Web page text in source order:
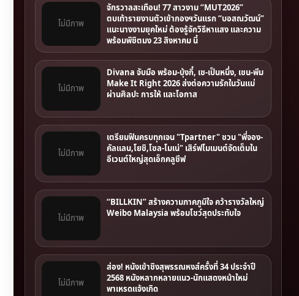
ไม่มีภาพ
จักรวาลสะเทือน! 77 สาวงาม “MUT2026”
ตบเท้ารายงานตัวเข้ากองฯวันแรก “บอสณวัฒน์”
แนะนางงามยุคใหม่ ต้องรู้จักวิธีหาแสง และความ
พร้อมพิชิตมง 23 สิงหาคม นี้
ไม่มีภาพ
Divana จับมือ พร้อม-บุ้งกี๋, เช-เป็นหนึ่ง, เชน-พีม
Make It Right 2026 ส่งต่อความรักในวันแม่
ผ่านศิลปะ การให้ และโอกาส
ไม่มีภาพ
เตรียมฟินครบทุกเจน "Tpartner" ชวน "พี่จอง-
คัลแลน,โยชิ,โซล-โมเน่" เสิร์ฟโมเมนต์จัดเต็มใน
อีเวนต์ใหญ่สุดเอ็กคลูชีฟ
ไม่มีภาพ
“BILLKIN” สร้างความภาคภูมิใจ คว้ารางวัลใหญ่
Weibo Malaysia พร้อมโชว์สุดประทับใจ
ไม่มีภาพ
ส่อง! หนังเข้าชิงสุพรรณหงส์ครั้งที่ 34 ประจำปี
2568 หนังหลากหลายแนว-นักแสดงหน้าใหม่
พาเหรดแจ้งเกิด